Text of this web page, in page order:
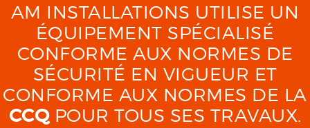
AM INSTALLATIONS UTILISE UN
ÉQUIPEMENT SPÉCIALISÉ
CONFORME AUX NORMES DE
SÉCURITÉ EN VIGUEUR ET
CONFORME AUX NORMES DE LA
CCQPOUR TOUS SES TRAVAUX.